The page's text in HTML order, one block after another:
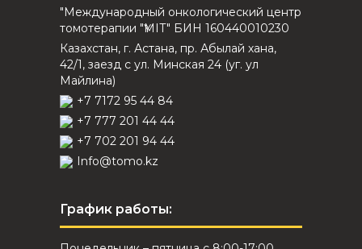
"Международный онкологический центр
томотерапии "ҮМІТ" БИН 160440010230
Казахстан, г. Астана, пр. Абылай хана,
42/1, заезд с ул. Минская 24 (уг. ул
Майлина)
+7 7172 95 44 84
+7 777 201 44 44
+7 702 201 94 44
Info@tomo.kz
График работы: